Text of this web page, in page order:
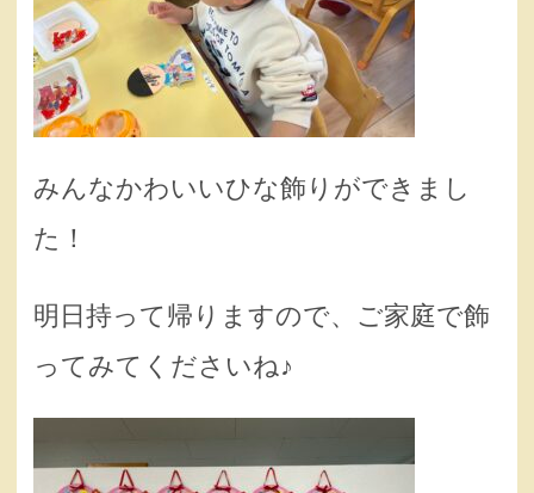
みんなかわいいひな飾りができまし
た！
明日持って帰りますので、ご家庭で飾
ってみてくださいね♪